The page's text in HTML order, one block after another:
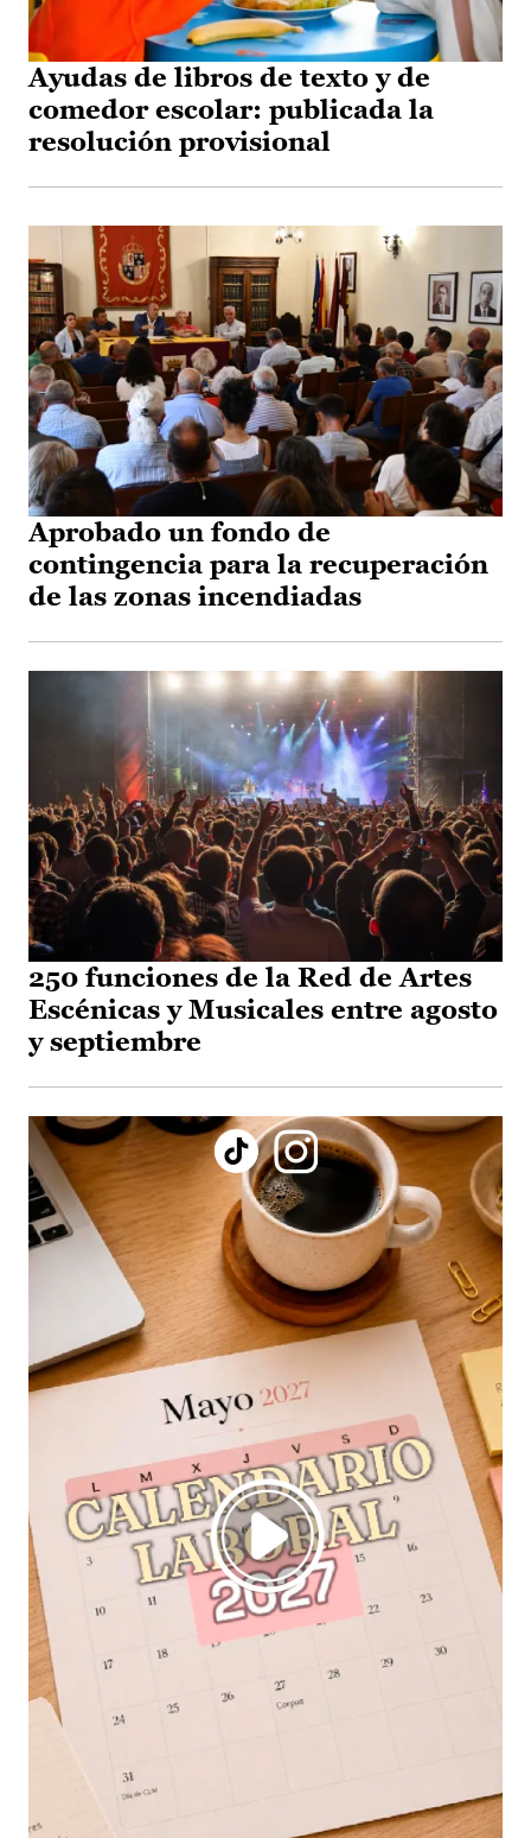
Ayudas de libros de texto y de
comedor escolar: publicada la
resolución provisional
Aprobado un fondo de
contingencia para la recuperación
de las zonas incendiadas
250 funciones de la Red de Artes
Escénicas y Musicales entre agosto
y septiembre